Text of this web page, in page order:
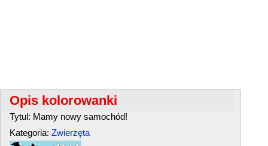
Opis kolorowanki
Tytul: Mamy nowy samochód!
Kategoria: Zwierzęta